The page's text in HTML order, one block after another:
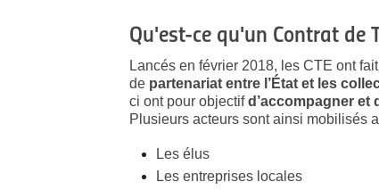
Qu'est-ce qu'un Contrat de
Lancés en février 2018, les CTE ont
de partenariat entre l’État et les
ci ont pour objectifd’accompagner
Plusieurs acteurs sont ainsi mobilisés
Les élus
Les entreprises locales